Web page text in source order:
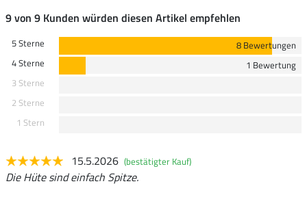
9 von 9 Kunden würden diesen Artikel empfehlen
5 Sterne
8 Bewertungen
4 Sterne
1 Bewertung
3 Sterne
2 Sterne
1 Stern
15.5.2026 (bestätigter Kauf)
Die Hüte sind einfach Spitze.